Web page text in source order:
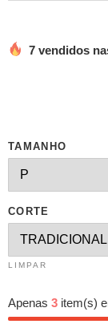
7 vendidos
TAMANHO
CORTE
LIMPAR
Apenas 3 item(s)